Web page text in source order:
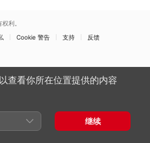
利。
Cookie 警告 支持 反馈
查看你所在位置提供的内容
继续